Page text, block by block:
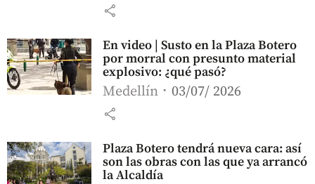
share
En video | Susto en la Plaza Botero
por morral con presunto material
explosivo: ¿qué pasó?
Medellín 03/07/ 2026
share
Plaza Botero tendrá nueva cara: así
son las obras con las que ya arrancó
la Alcaldía